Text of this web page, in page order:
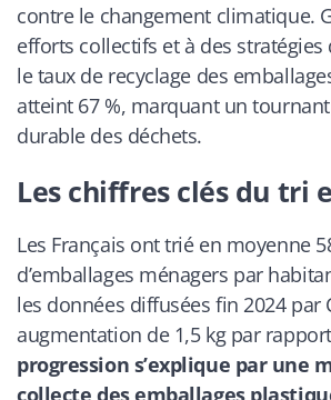
contre le changement climatique.
efforts collectifs et à des stratégies
le taux de recyclage des
atteint 67 %, marquant un
durable des déchets.
Les chiffres clés du tri
Les Français ont trié en moyenne
d’emballages ménagers par
les données diffusées fin 2024 par
augmentation de 1,5 kg par
progression s’explique par une